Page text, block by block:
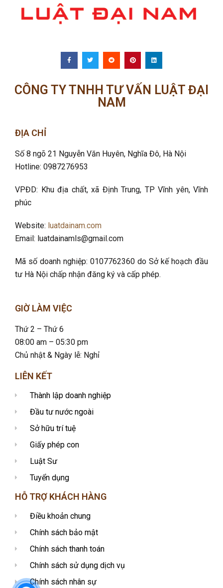
CÔNG TY TNHH TƯ VẤN LUẬT ĐẠI
NAM
ĐỊA CHỈ
Số 8 ngõ 21 Nguyễn Văn Huyên, Nghĩa Đô, Hà Nội
Hotline: 0987276953
VPĐD: Khu địa chất, xã Định Trung, TP Vĩnh yên, Vĩnh
phúc
Website: luatdainam.com
Email: luatdainamls@gmail.com
Mã số doanh nghiệp: 0107762360 do Sở kế hoạch đầu
tư Hà Nội chấp nhận đăng ký và cấp phép.
GIỜ LÀM VIỆC
Thứ 2 – Thứ 6
08:00 am – 05:30 pm
Chủ nhật & Ngày lễ: Nghỉ
LIÊN KẾT
Thành lập doanh nghiệp
Đầu tư nước ngoài
Sở hữu trí tuệ
Giấy phép con
Luật Sư
Tuyển dụng
HỖ TRỢ KHÁCH HÀNG
Điều khoản chung
Chính sách bảo mật
Chính sách thanh toán
Chính sách sử dụng dịch vụ
Chính sách nhân sự